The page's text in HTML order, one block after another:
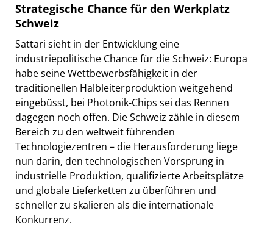
Strategische Chance für den Werkplatz
Schweiz
Sattari sieht in der Entwicklung eine
industriepolitische Chance für die Schweiz: Europa
habe seine Wettbewerbsfähigkeit in der
traditionellen Halbleiterproduktion weitgehend
eingebüsst, bei Photonik-Chips sei das Rennen
dagegen noch offen. Die Schweiz zähle in diesem
Bereich zu den weltweit führenden
Technologiezentren – die Herausforderung liege
nun darin, den technologischen Vorsprung in
industrielle Produktion, qualifizierte Arbeitsplätze
und globale Lieferketten zu überführen und
schneller zu skalieren als die internationale
Konkurrenz.